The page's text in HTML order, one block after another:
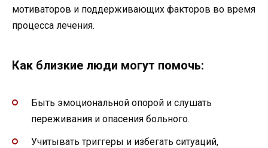
мотиваторов и поддерживающих факторов во время
процесса лечения.
Как близкие люди могут помочь:
Быть эмоциональной опорой и слушать
переживания и опасения больного.
Учитывать триггеры и избегать ситуаций,